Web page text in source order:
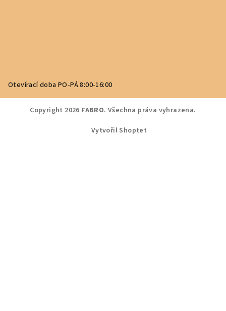
Otevírací doba PO-PÁ 8:00-16:00
Copyright 2026 FABRO. Všechna práva vyhrazena.
Vytvořil Shoptet